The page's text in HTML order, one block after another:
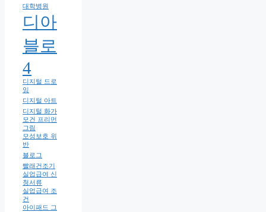
대학병원
디아
블로
4
디지털 드로
잉
디지털 아트
디지털 화가
모건 프리먼
그림
모성보호 위
반
블로그
빨래건조기
실업급여 신
청서류
실업급여 조
건
아이패드 그